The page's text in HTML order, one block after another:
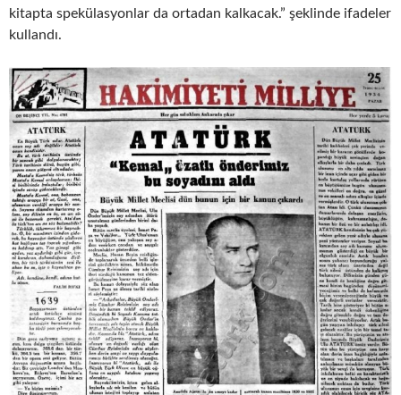
kitapta spekülasyonlar da ortadan kalkacak.” şeklinde ifadeler
kullandı.